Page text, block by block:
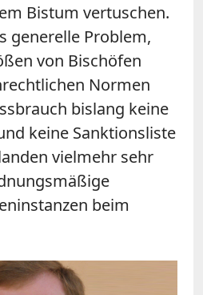
Bistum vertuschen.
generelle Problem,
von Bischöfen
Normen
bislang keine
keine Sanktionsliste
vielmehr sehr
beim